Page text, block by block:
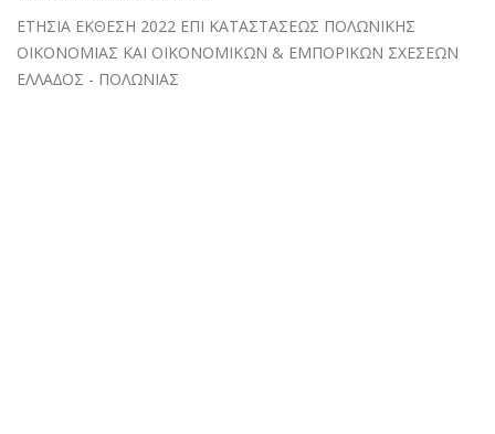
ΕΤΗΣΙΑ ΕΚΘΕΣΗ 2022 ΕΠΙ ΚΑΤΑΣΤΑΣΕΩΣ ΠΟΛΩΝΙΚΗΣ
ΟΙΚΟΝΟΜΙΑΣ ΚΑΙ ΟΙΚΟΝΟΜΙΚΩΝ & ΕΜΠΟΡΙΚΩΝ ΣΧΕΣΕΩΝ
ΕΛΛΑ∆ΟΣ - ΠΟΛΩΝΙΑΣ